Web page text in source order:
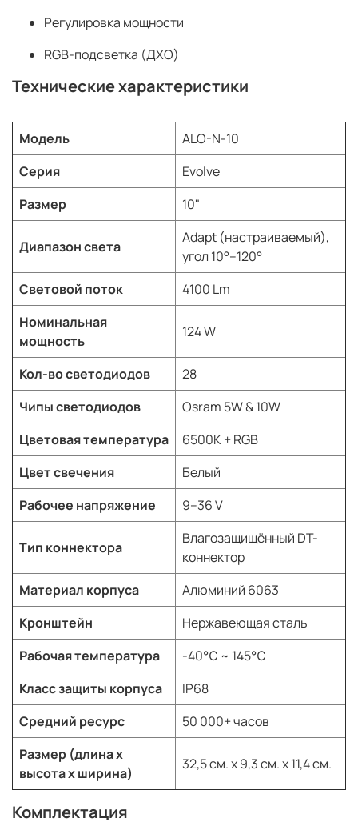
Регулировка мощности
RGB-подсветка (ДХО)
Технические характеристики
Модель
ALO-N-10
Серия
Evolve
Размер
10"
Диапазон света
Adapt (настраиваемый),
угол 10°–120°
Световой поток
4100 Lm
Номинальная
мощность
124 W
Кол-во светодиодов
28
Чипы светодиодов
Osram 5W & 10W
Цветовая температура
6500K + RGB
Цвет свечения
Белый
Рабочее напряжение
9–36 V
Тип коннектора
Влагозащищённый DT-
коннектор
Материал корпуса
Алюминий 6063
Кронштейн
Нержавеющая сталь
Рабочая температура
-40℃ ~ 145℃
Класс защиты корпуса
IP68
Средний ресурс
50 000+ часов
Размер (длина х
высота х ширина)
32,5 см. х 9,3 см. х 11,4 см.
Комплектация